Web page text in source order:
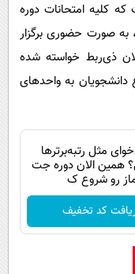
که کلیه امتحانات دوره
به صورت حضوری برگزار
ذی‌ربط خواسته شده
به واحدهای
مثل رتبه‌برترها
همین الان دوره جت
رو شروع ک
کد تخفیف